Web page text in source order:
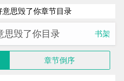
意思毁了你章节目录
思毁了你目录 书架
章节倒序